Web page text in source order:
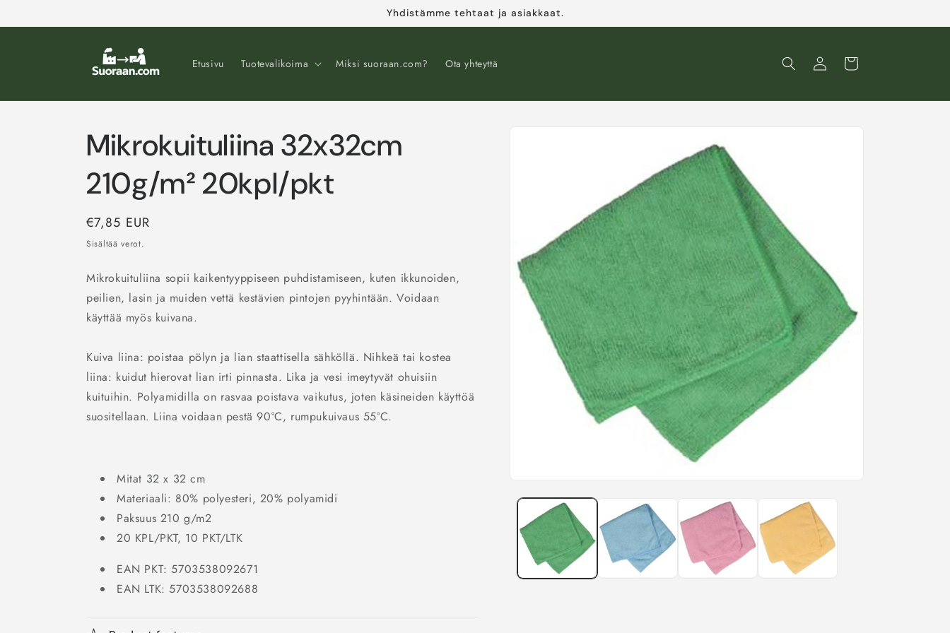
sisältöön
Yhdistämme tehtaat ja asiakkaat.
Etusivu Tuotevalikoima Miksi suoraan.com? Ota yhteyttä
Kirjaudu
sisään
Ostoskori
aineisto
modaalisessa
ikkunassa
Mikrokuituliina 32x32cm
210g/m² 20kpl/pkt
Normaalihinta
€7,85 EUR
Sisältää verot.
Mikrokuituliina sopii kaikentyyppiseen puhdistamiseen, kuten ikkunoiden,
peilien, lasin ja muiden vettä kestävien pintojen pyyhintään. Voidaan
käyttää myös kuivana.
Kuiva liina: poistaa pölyn ja lian staattisella sähköllä. Nihkeä tai kostea
liina: kuidut hierovat lian irti pinnasta. Lika ja vesi imeytyvät ohuisiin
kuituihin. Polyamidilla on rasvaa poistava vaikutus, joten käsineiden käyttöä
suositellaan. Liina voidaan pestä 90°C, rumpukuivaus 55°C.
Mitat 32 x 32 cm
Materiaali: 80% polyesteri, 20% polyamidi
Paksuus 210 g/m2
20 KPL/PKT, 10 PKT/LTK
EAN PKT: 5703538092671
EAN LTK: 5703538092688